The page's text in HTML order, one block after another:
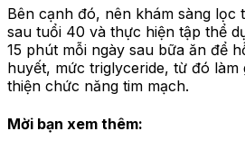
Bên cạnh đó, nên khám sàng lọc
sau tuổi 40 và thực hiện tập thể
15 phút mỗi ngày sau bữa ăn để
huyết, mức triglyceride, từ đó làm
thiện chức năng tim mạch.
Mời bạn xem thêm: